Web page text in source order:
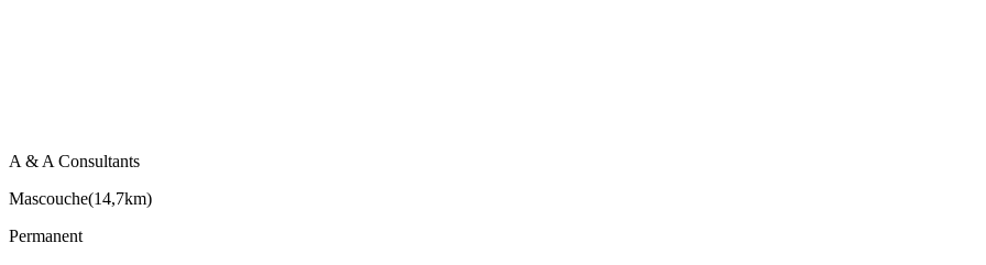
A & A Consultants
Mascouche(14,7km)
Permanent